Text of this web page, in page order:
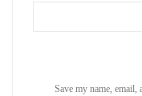
Save my name,